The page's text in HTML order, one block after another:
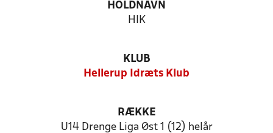
HOLDNAVN
HIK
KLUB
Hellerup Idræts Klub
RÆKKE
U14 Drenge Liga Øst 1 (12) helår